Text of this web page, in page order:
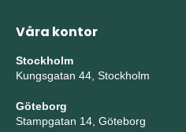
Våra kontor
Stockholm
Kungsgatan 44, Stockholm
Göteborg
Stampgatan 14, Göteborg